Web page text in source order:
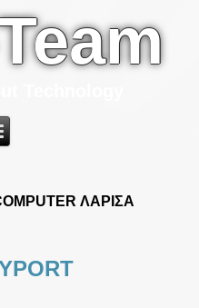
ΛΑΡΙΣΑ